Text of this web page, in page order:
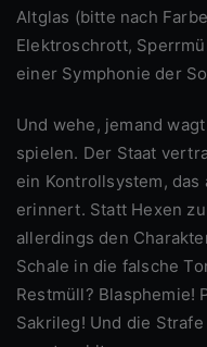
Altglas (bitte nach
Elektroschrott,
einer Symphonie der
Und wehe, jemand wagt es, gegen die Partitur zu
spielen. Der Staat
ein Kontrollsystem,
erinnert. Statt Hexen
allerdings den
Schale in die falsche
Restmüll? Blasphemie!
Sakrileg! Und die